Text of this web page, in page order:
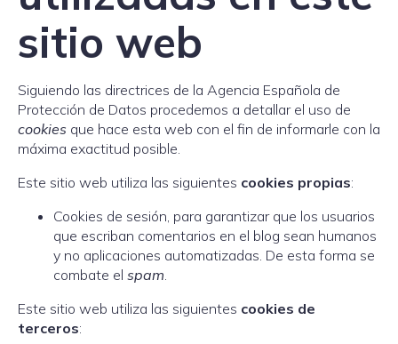
sitio web
Siguiendo las directrices de la Agencia Española de
Protección de Datos procedemos a detallar el uso de
cookies que hace esta web con el fin de informarle con la
máxima exactitud posible.
Este sitio web utiliza las siguientes cookies propias:
Cookies de sesión, para garantizar que los usuarios
que escriban comentarios en el blog sean humanos
y no aplicaciones automatizadas. De esta forma se
combate el spam.
Este sitio web utiliza las siguientes cookies de
terceros: